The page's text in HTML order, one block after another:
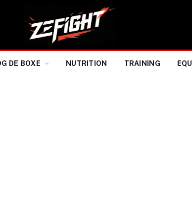
DE BOXE NUTRITION TRAINING